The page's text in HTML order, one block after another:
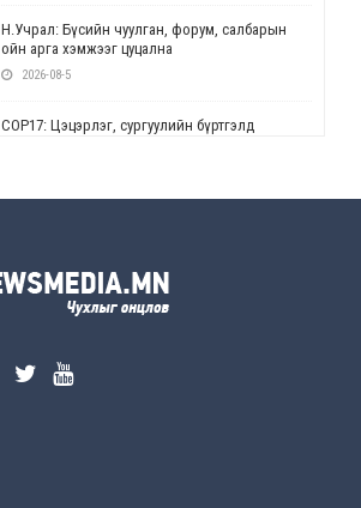
Н.Учрал: Бүсийн чуулган, форум, салбарын
ойн арга хэмжээг цуцална
2026-08-5
СОР17: Цэцэрлэг, сургуулийн бүртгэлд
2026-08-5
2026-08-5